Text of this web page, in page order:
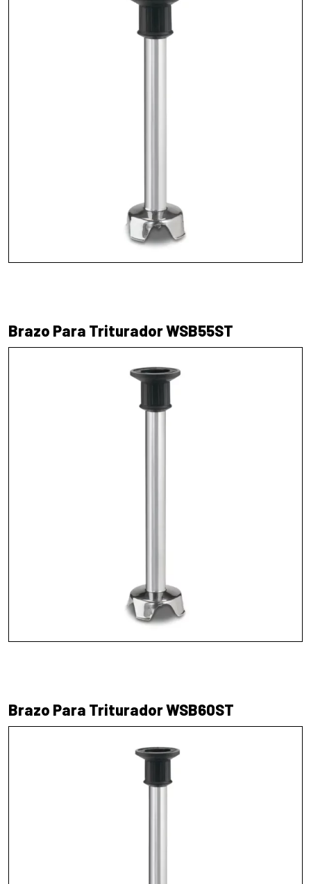
Brazo Para Triturador WSB55ST
Brazo Para Triturador WSB60ST